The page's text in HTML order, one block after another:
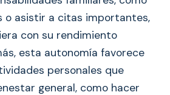
o asistir a citas importantes,
con su rendimiento
esta autonomía favorece
personales que
general, como hacer